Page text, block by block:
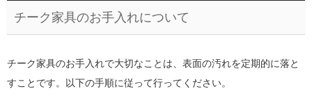
チーク家具のお手入れについて
チーク家具のお手入れで大切なことは、表面の汚れを定期的に落と
すことです。以下の手順に従って行ってください。